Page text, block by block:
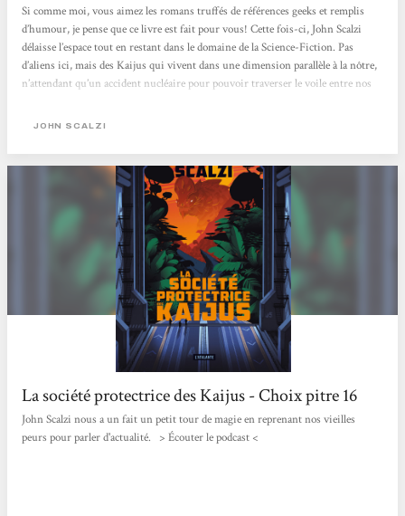
Si comme moi, vous aimez les romans truffés de références geeks et remplis
d’humour, je pense que ce livre est fait pour vous! Cette fois-ci, John Scalzi
délaisse l’espace tout en restant dans le domaine de la Science-Fiction. Pas
d’aliens ici, mais des Kaijus qui vivent dans une dimension parallèle à la nôtre,
n’attendant qu’un accident nucléaire pour pouvoir traverser le voile entre nos
différentes formes mais leur représentant le plus connu est bien entendu
JOHN SCALZI
La société protectrice des Kaijus - Choix pitre 16
John Scalzi nous a un fait un petit tour de magie en reprenant nos vieilles
peurs pour parler d'actualité. > Écouter le podcast <